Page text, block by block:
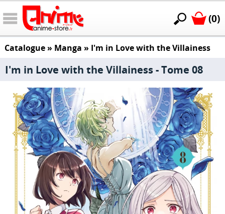
(0)
Catalogue» Manga » I'm in Love with the Villainess
I'm in Love with the Villainess - Tome 08